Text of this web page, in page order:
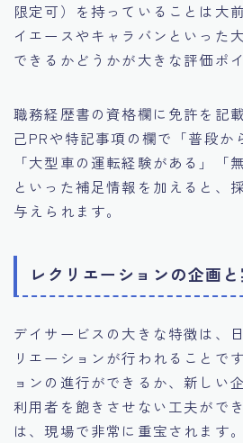
限定可）を持っていることは大
イエースやキャラバンといった
できるかどうかが大きな評価ポ
職務経歴書の資格欄に免許を記
己PRや特記事項の欄で「普段か
「大型車の運転経験がある」「
といった補足情報を加えると、
与えられます。
レクリエーションの企画
デイサービスの大きな特徴は、
リエーションが行われることで
ョンの進行ができるか、新しい
利用者を飽きさせない工夫がで
は、現場で非常に重宝されます。